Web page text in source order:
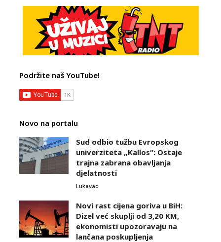
Podržite naš YouTube!
Novo na portalu
Sud odbio tužbu Evropskog
univerziteta „Kallos“: Ostaje
trajna zabrana obavljanja
djelatnosti
Lukavac
Novi rast cijena goriva u BiH:
Dizel već skuplji od 3,20 KM,
ekonomisti upozoravaju na
lančana poskupljenja